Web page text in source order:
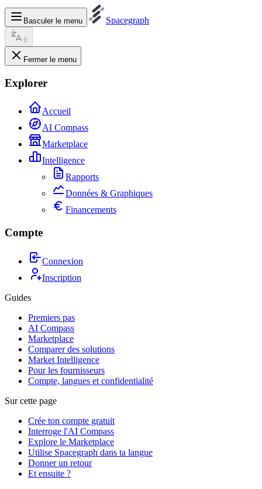
Basculer le menu Spacegraph
fr
Fermer le menu
Explorer
Accueil
AI Compass
Marketplace
Intelligence
Rapports
Données & Graphiques
Financements
Compte
Connexion
Inscription
Guides
Premiers pas
AI Compass
Marketplace
Comparer des solutions
Market Intelligence
Pour les fournisseurs
Compte, langues et confidentialité
Sur cette page
Crée ton compte gratuit
Interroge l'AI Compass
Explore le Marketplace
Utilise Spacegraph dans ta langue
Donner un retour
Et ensuite ?